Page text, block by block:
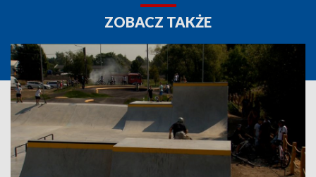
ZOBACZ TAKŻE